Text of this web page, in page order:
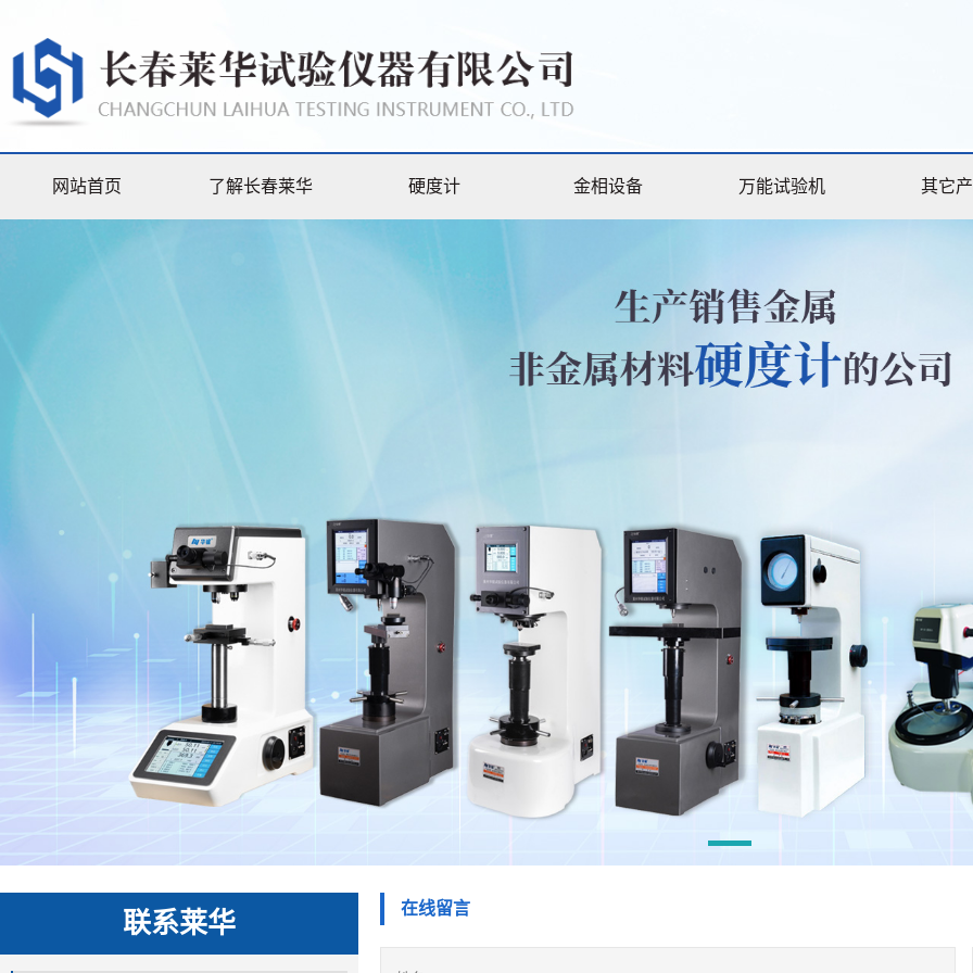
网站首页 了解长春莱华 硬度计 金相设备 万能试验机 其它
联系莱华 在线留言